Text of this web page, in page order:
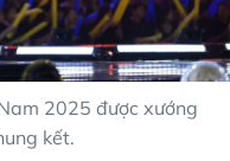
2025 được xướng
kết.